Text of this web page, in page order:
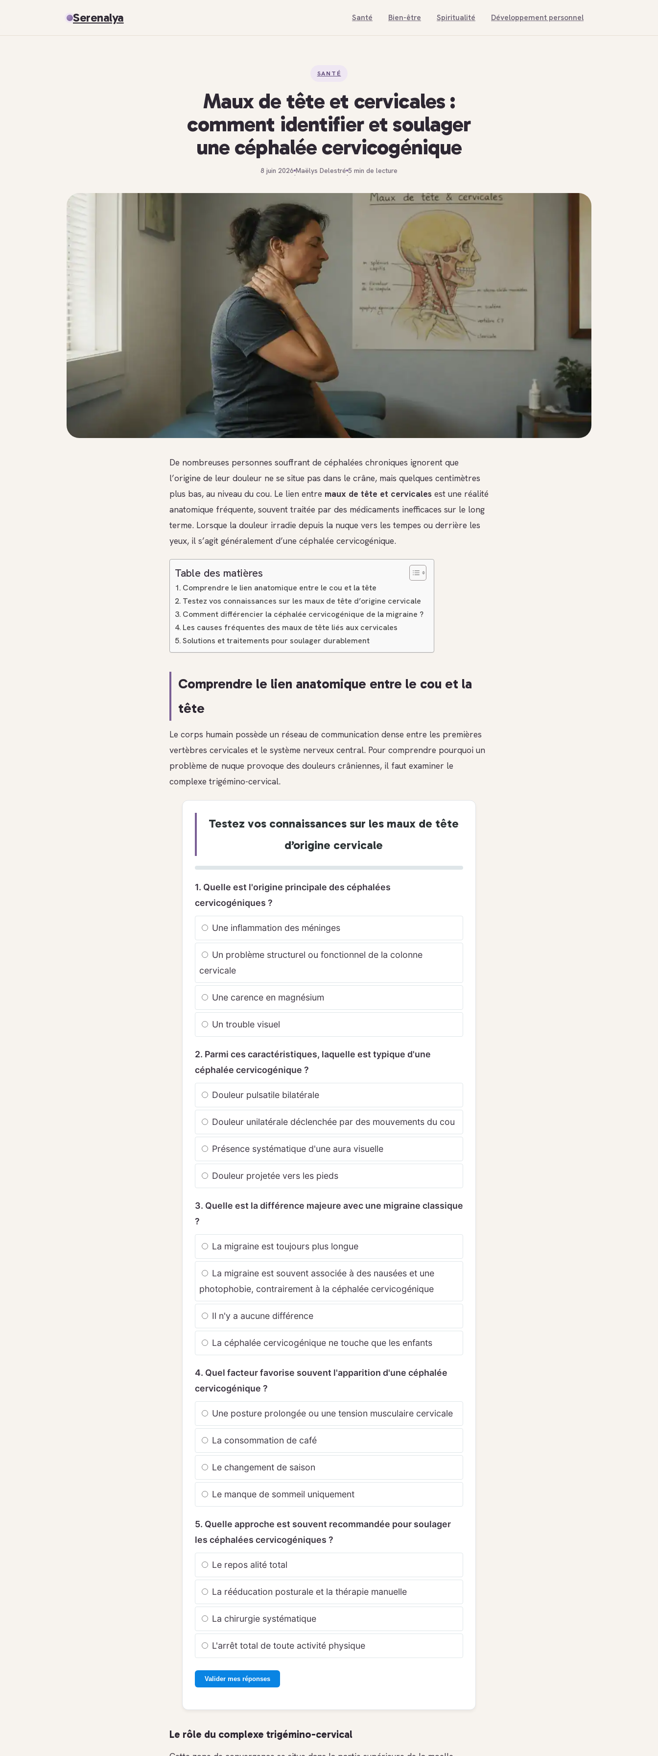
Serenalya Santé Bien-être Spiritualité Développement personnel
SANTÉ
Maux de tête et cervicales :
comment identifier et soulager
une céphalée cervicogénique
8 juin 2026
·
Maëlys Delestré
·
5 min de lecture
De nombreuses personnes souffrant de céphalées chroniques ignorent que
l’origine de leur douleur ne se situe pas dans le crâne, mais quelques centimètres
plus bas, au niveau du cou. Le lien entre maux de tête et cervicales est une réalité
anatomique fréquente, souvent traitée par des médicaments inefficaces sur le long
terme. Lorsque la douleur irradie depuis la nuque vers les tempes ou derrière les
yeux, il s’agit généralement d’une céphalée cervicogénique.
Table des matières
Comprendre le lien anatomique entre le cou et la tête
Testez vos connaissances sur les maux de tête d’origine cervicale
Comment différencier la céphalée cervicogénique de la migraine ?
Les causes fréquentes des maux de tête liés aux cervicales
Solutions et traitements pour soulager durablement
Comprendre le lien anatomique entre le cou et la
tête
Le corps humain possède un réseau de communication dense entre les premières
vertèbres cervicales et le système nerveux central. Pour comprendre pourquoi un
problème de nuque provoque des douleurs crâniennes, il faut examiner le
complexe trigémino-cervical.
Testez vos connaissances sur les maux de tête
d’origine cervicale
1. Quelle est l'origine principale des céphalées
cervicogéniques ?
Une inflammation des méninges
Un problème structurel ou fonctionnel de la colonne
cervicale
Une carence en magnésium
Un trouble visuel
2. Parmi ces caractéristiques, laquelle est typique d'une
céphalée cervicogénique ?
Douleur pulsatile bilatérale
Douleur unilatérale déclenchée par des mouvements du cou
Présence systématique d'une aura visuelle
Douleur projetée vers les pieds
3. Quelle est la différence majeure avec une migraine classique
?
La migraine est toujours plus longue
La migraine est souvent associée à des nausées et une
photophobie, contrairement à la céphalée cervicogénique
Il n'y a aucune différence
La céphalée cervicogénique ne touche que les enfants
4. Quel facteur favorise souvent l'apparition d'une céphalée
cervicogénique ?
Une posture prolongée ou une tension musculaire cervicale
La consommation de café
Le changement de saison
Le manque de sommeil uniquement
5. Quelle approche est souvent recommandée pour soulager
les céphalées cervicogéniques ?
Le repos alité total
La rééducation posturale et la thérapie manuelle
La chirurgie systématique
L'arrêt total de toute activité physique
Valider mes réponses
Le rôle du complexe trigémino-cervical